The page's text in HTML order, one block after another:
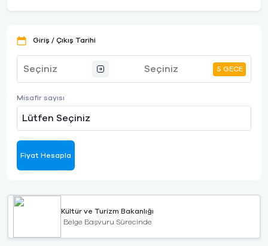
Giriş / Çıkış Tarihi
5 GECE
Misafir sayısı
Lütfen Seçiniz
Fiyat Hesapla
Kültür ve Turizm Bakanlığı
Belge Başvuru Sürecinde